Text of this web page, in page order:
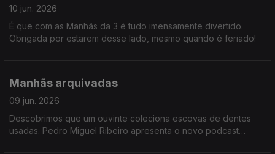
10 jun. 2026
É que com as Manhãs da 3 é tudo imensamente divertido.
Obrigada por estarem desse lado, mesmo quando é feriado!
Manhãs arquivadas
09 jun. 2026
Descobrimos que um ouvinte coleciona escovas de dentes
usadas. Pedro Miguel Ribeiro apresenta o novo podcast